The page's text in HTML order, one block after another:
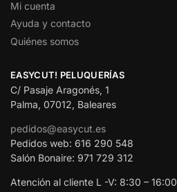
Mi cuenta
Ayuda y contacto
Quiénes somos
EASYCUT! PELUQUERÍAS
C/ Pasaje Aragonés, 1
Palma, 07012, Baleares
pedidos@easycut.es
Pedidos web: 616 290 548
Salón Bonaire: 971 729 312
Atención al cliente L -V: 8:30 – 16:00